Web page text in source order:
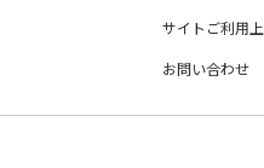
サイトご利用
お問い合わせ